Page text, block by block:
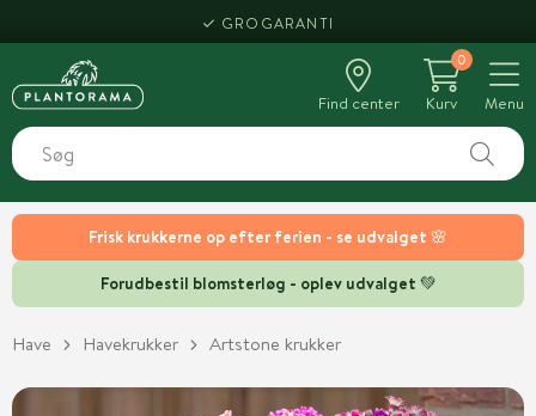
Frisk krukkerne op efter ferien - se udvalget 🌸
Forudbestil blomsterløg - oplev udvalget 💚
HENT SAMME DAG
Find center
0
Kurv
Menu
Have Havekrukker Artstone krukker